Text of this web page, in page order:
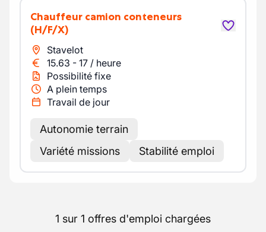
Chauffeur camion conteneurs
(H/F/X)
Stavelot
15.63 - 17 / heure
Possibilité fixe
A plein temps
Travail de jour
Autonomie terrain
Variété missions
Stabilité emploi
1 sur 1 offres d'emploi chargées